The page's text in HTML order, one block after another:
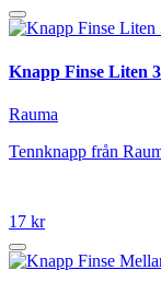
Knapp Finse Liten
Rauma
Tennknapp från
17 kr